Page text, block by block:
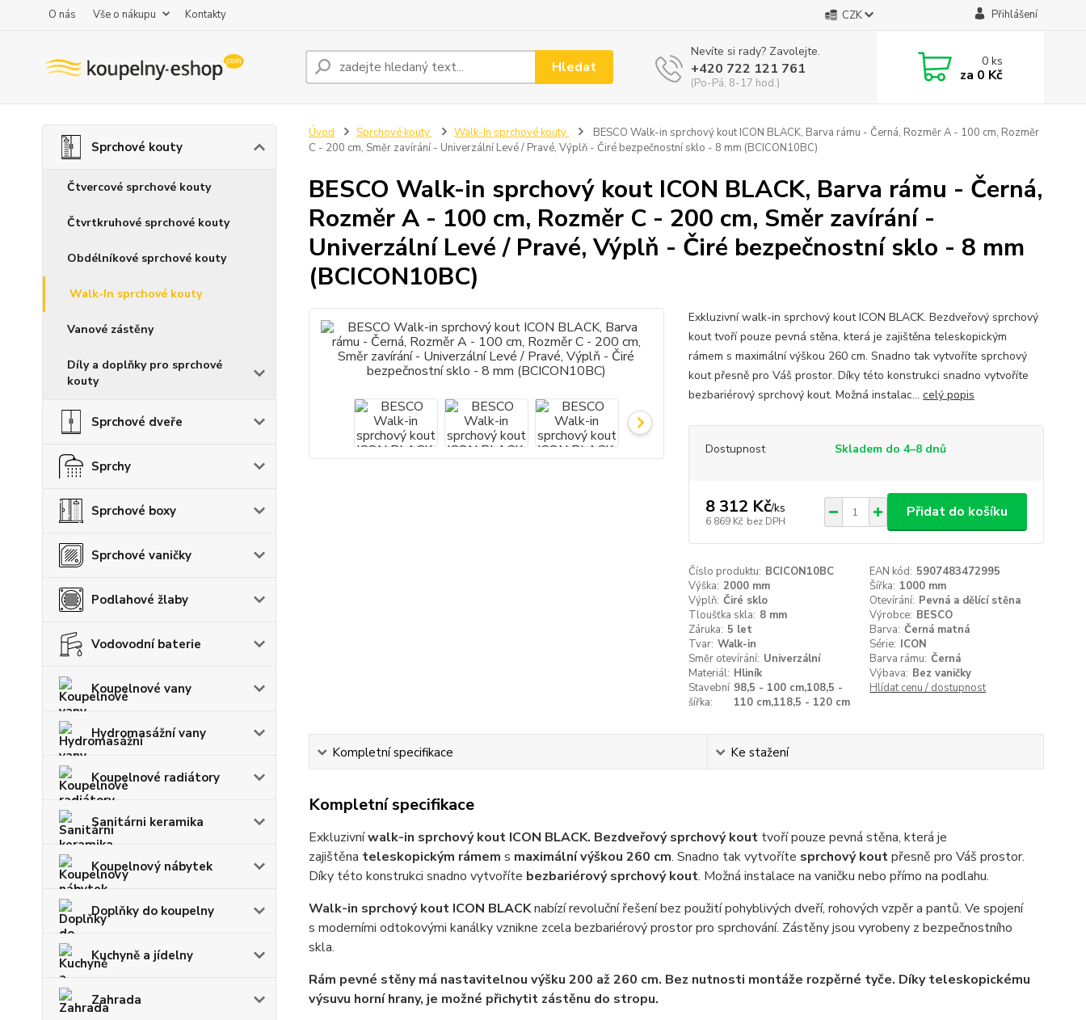
O nás Vše o nákupu Kontakty CZK Přihlášení
Hledat
Nevíte si rady? Zavolejte.
+420 722 121 761
(Po-Pá, 8-17 hod.)
0ks
za 0 Kč
Sprchové kouty
Čtvercové sprchové kouty
Čtvrtkruhové sprchové kouty
Obdélníkové sprchové kouty
Walk-In sprchové kouty
Vanové zástěny
Díly a doplňky pro sprchové
kouty
Sprchové dveře
Sprchy
Sprchové boxy
Sprchové vaničky
Podlahové žlaby
Vodovodní baterie
Koupelnové vany
Hydromasážní vany
Koupelnové radiátory
Sanitárni keramika
Koupelnový nábytek
Doplňky do koupelny
Kuchyně a jídelny
Zahrada
Úvod Sprchové kouty Walk-In sprchové kouty
BESCO Walk-in sprchový kout ICON BLACK, Barva rámu - Černá, Rozměr A - 100 cm, Rozměr
C - 200 cm, Směr zavírání - Univerzální Levé / Pravé, Výplň - Čiré bezpečnostní sklo - 8 mm (BCICON10BC)
BESCO Walk-in sprchový kout ICON BLACK, Barva rámu - Černá,
Rozměr A - 100 cm, Rozměr C - 200 cm, Směr zavírání -
Univerzální Levé / Pravé, Výplň - Čiré bezpečnostní sklo - 8 mm
(BCICON10BC)
Exkluzivní walk-in sprchový kout ICON BLACK. Bezdveřový sprchový
kout tvoří pouze pevná stěna, která je zajištěna teleskopickým
rámem s maximální výškou 260 cm. Snadno tak vytvoříte sprchový
kout přesně pro Váš prostor. Díky této konstrukci snadno vytvoříte
bezbariérový sprchový kout. Možná instalac... celý popis
Dostupnost Skladem do 4–8 dnů
8 312 Kč/ks
6 869 Kč bez DPH
Přidat do košíku
Číslo produktu: BCICON10BC EAN kód: 5907483472995
Výška: 2000 mm Šířka: 1000 mm
Výplň: Čiré sklo Otevírání: Pevná a dělící stěna
Tloušťka skla: 8 mm Výrobce: BESCO
Záruka: 5 let Barva: Černá matná
Tvar: Walk-in Série: ICON
Směr otevírání: Univerzální Barva rámu: Černá
Materiál: Hliník Výbava: Bez vaničky
Stavební
šířka:
98,5 - 100 cm,108,5 -
110 cm,118,5 - 120 cm
Hlídat cenu / dostupnost
Kompletní specifikace Ke stažení
Kompletní specifikace
Exkluzivníwalk-in sprchový kout ICON BLACK. Bezdveřový sprchový kouttvoří pouze pevná stěna, která je
zajištěna teleskopickým rámem s maximální výškou 260 cm. Snadno tak vytvoříte sprchový koutpřesně pro Váš prostor.
Díky této konstrukci snadno vytvoříte bezbariérový sprchový kout. Možná instalace na vaničku nebo přímo na podlahu.
Walk-in sprchový kout ICON BLACKnabízí revoluční řešení bez použití pohyblivých dveří, rohových vzpěr a pantů. Ve spojení
s moderními odtokovými kanálky vznikne zcela bezbariérový prostor pro sprchování. Zástěny jsou vyrobeny z bezpečnostního
skla.
Rám pevné stěny má nastavitelnou výšku 200 až 260 cm. Bez nutnosti montáže rozpěrné tyče. Díky teleskopickému
výsuvu horní hrany, je možné přichytit zástěnu do stropu.